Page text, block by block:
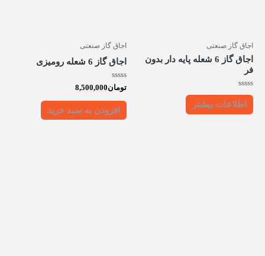
اجاق گاز صنعتی
اجاق گاز 6 شعله پایه دار بدون
فر
امتیاز
5
اطلاعات بیشتر
اجاق گاز صنعتی
اجاق گاز 6 شعله رومیزی
امتیاز
0
از
تومان8,500,000
افزودن به سبد خرید